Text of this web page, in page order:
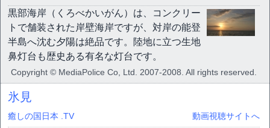
黒部海岸（くろべかいがん）は、コンクリー
トで舗装された岸壁海岸ですが、対岸の能登
半島へ沈む夕陽は絶品です。陸地に立つ生地
鼻灯台も歴史ある有名な灯台です。
Copyright © MediaPolice Co, Ltd. 2007-2008. All rights reserved.
氷見
癒しの国日本 .TV 動画視聴サイトへ